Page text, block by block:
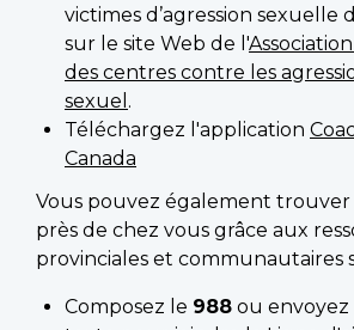
victimes d’agression sexuelle
sur le site Web de l'
des centres contre les
sexuel .
Téléchargez l'application
Canada
Vous pouvez également
près de chez vous grâce aux
provinciales et communautaires
Composez le 988 ou envoyez